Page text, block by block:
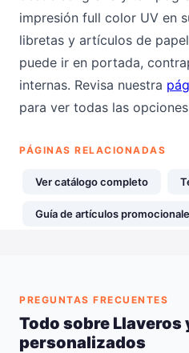
impresión full color UV en
libretas y artículos de
puede ir en portada,
internas. Revisa nuestra
para ver todas las
PÁGINAS RELACIONADAS
Ver catálogo completo
Guía de artículos
PREGUNTAS FRECUENTES
Todo sobre
personalizados